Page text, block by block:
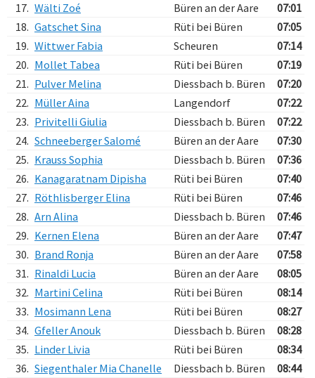
17. Wälti Zoé Büren an der Aare
07:01
18. Gatschet Sina Rüti bei Büren
07:05
19. Wittwer Fabia Scheuren
07:14
20. Mollet Tabea Rüti bei Büren
07:19
21. Pulver Melina Diessbach b. Büren
07:20
22. Müller Aina Langendorf
07:22
23. Privitelli Giulia Diessbach b. Büren
07:22
24. Schneeberger Salomé Büren an der Aare
07:30
25. Krauss Sophia Diessbach b. Büren
07:36
26. Kanagaratnam Dipisha Rüti bei Büren
07:40
27. Röthlisberger Elina Rüti bei Büren
07:46
28. Arn Alina Diessbach b. Büren
07:46
29. Kernen Elena Büren an der Aare
07:47
30. Brand Ronja Büren an der Aare
07:58
31. Rinaldi Lucia Büren an der Aare
08:05
32. Martini Celina Rüti bei Büren
08:14
33. Mosimann Lena Rüti bei Büren
08:27
34. Gfeller Anouk Diessbach b. Büren
08:28
35. Linder Livia Rüti bei Büren
08:34
36. Siegenthaler Mia Chanelle Diessbach b. Büren 08:44